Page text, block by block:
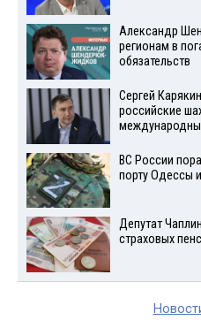
Александр
регионам в
обязательств
Сергей
российские
ВС России
порту Одессы
Депутат
страховых